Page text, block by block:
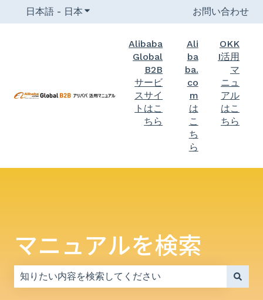
日本語 - 日本 翻訳のサブメニューを表示お問い合わせ
Alibaba
Global
B2B
サービ
スサイ
トはこ
ちら
Ali
ba
ba.
co
m
は
こ
ち
ら
OKK
I活用
マ
ニュ
アル
はこ
ちら
マニュアルを検索